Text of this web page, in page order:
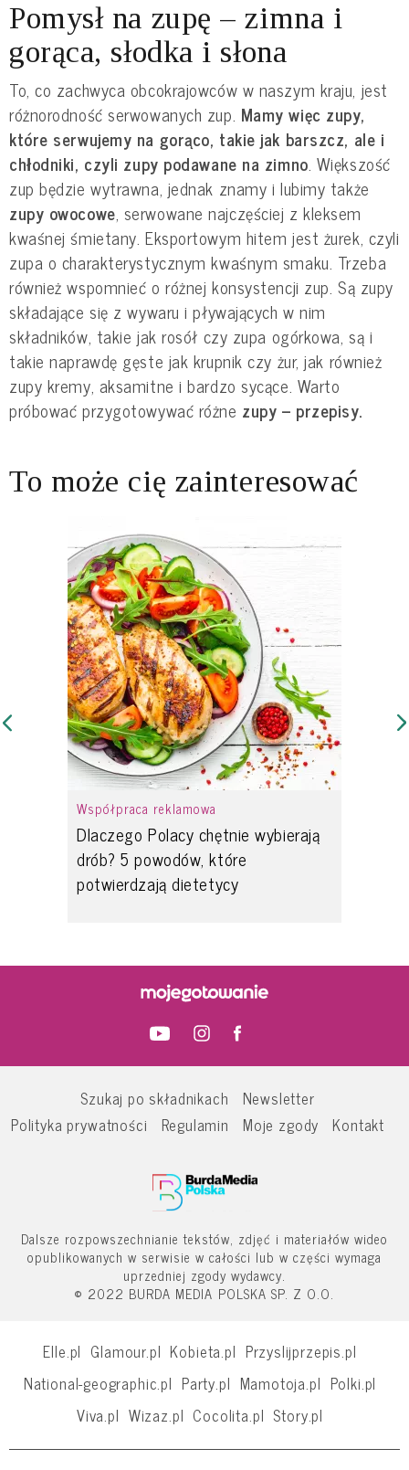
Pomysł na zupę – zimna i
gorąca, słodka i słona
To, co zachwyca obcokrajowców w naszym kraju, jest
różnorodność serwowanych zup. Mamy więc zupy,
które serwujemy na gorąco, takie jak barszcz, ale i
chłodniki, czyli zupy podawane na zimno. Większość
zup będzie wytrawna, jednak znamy i lubimy także
zupy owocowe, serwowane najczęściej z kleksem
kwaśnej śmietany. Eksportowym hitem jest żurek, czyli
zupa o charakterystycznym kwaśnym smaku. Trzeba
również wspomnieć o różnej konsystencji zup. Są zupy
składające się z wywaru i pływających w nim
składników, takie jak rosół czy zupa ogórkowa, są i
takie naprawdę gęste jak krupnik czy żur, jak również
zupy kremy, aksamitne i bardzo sycące. Warto
próbować przygotowywać różne zupy – przepisy.
To może cię zainteresować
Współpraca reklamowa
Dlaczego Polacy chętnie wybierają
drób? 5 powodów, które
potwierdzają dietetycy
Szukaj po składnikach
Newsletter
Polityka prywatności
Regulamin Moje zgody Kontakt
Dalsze rozpowszechnianie tekstów, zdjęć i materiałów wideo
opublikowanych w serwisie w całości lub w części wymaga
uprzedniej zgody wydawcy.
© 2022 BURDA MEDIA POLSKA SP. Z O.O.
Elle.pl Glamour.pl Kobieta.pl Przyslijprzepis.pl
National-geographic.pl Party.pl Mamotoja.pl Polki.pl
Viva.pl Wizaz.pl Cocolita.pl Story.pl